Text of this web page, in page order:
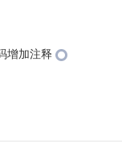
增加注释